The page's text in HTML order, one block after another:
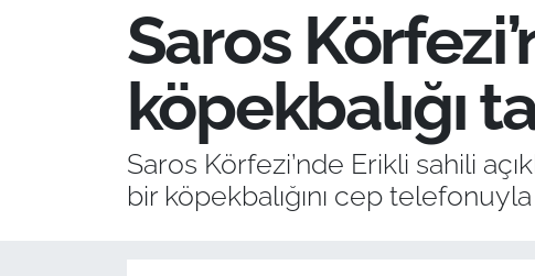
Saros
köpekbalığı
Saros Körfezi’nde Erikli sahili
bir köpekbalığını cep
SİYASET
EKONOMİ